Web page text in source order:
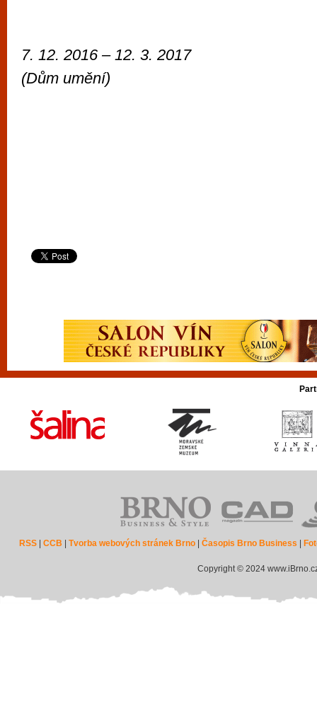
7. 12. 2016 – 12. 3. 2017
(Dům umění)
RSS |CCB |Tvorba webových stránek Brno |Časopis Brno Business
Copyright © 2024